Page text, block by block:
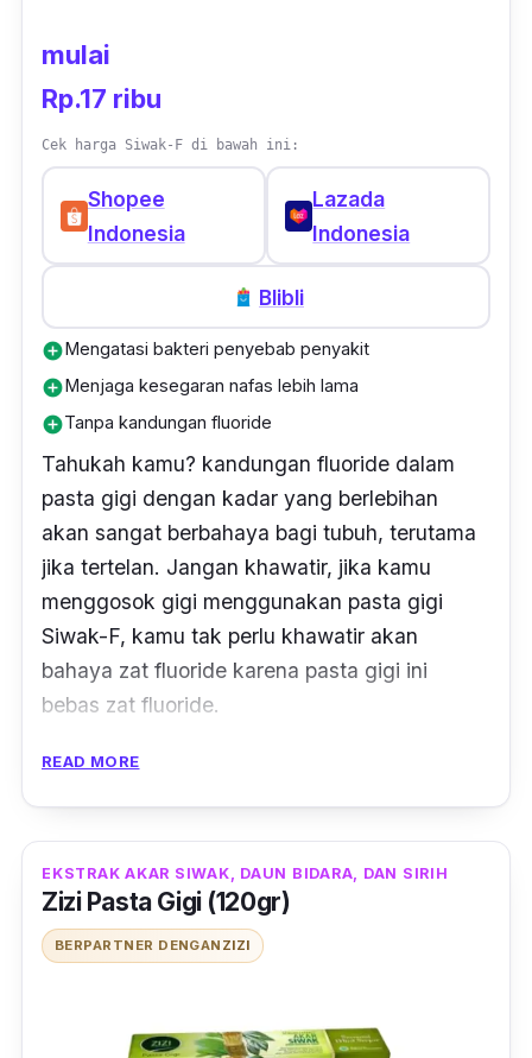
mulai
Rp.17 ribu
Cek harga Siwak-F di bawah ini:
Shopee
Indonesia
Lazada
Indonesia
Blibli
add_circleMengatasi bakteri penyebab penyakit
add_circleMenjaga kesegaran nafas lebih lama
add_circleTanpa kandungan fluoride
Tahukah kamu? kandungan fluoride dalam
pasta gigi dengan kadar yang berlebihan
akan sangat berbahaya bagi tubuh, terutama
jika tertelan. Jangan khawatir, jika kamu
menggosok gigi menggunakan pasta gigi
Siwak-F, kamu tak perlu khawatir akan
bahaya zat fluoride karena pasta gigi ini
bebas zat fluoride.
Mengandung bahan-bahan aktif seperti
Siwak F Herbal telah terbukti secara klinis
berkhasiat menguatkan gigi, melindungi email
gigi, menjaga kesehatan gigi dan mulut.
READ MORE
EKSTRAK AKAR SIWAK, DAUN BIDARA, DAN SIRIH
Zizi Pasta Gigi (120gr)
BERPARTNER DENGAN ZIZI